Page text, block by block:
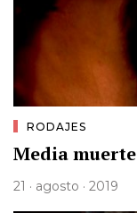
RODAJES
Media muerte
21 · agosto · 2019